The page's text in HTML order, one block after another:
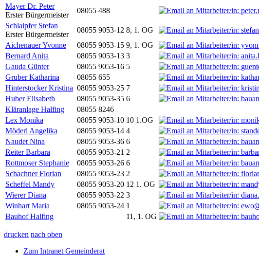
Mayer Dr. Peter
Erster Bürgermeister
08055 488
Schlaipfer Stefan
Erster Bürgermeister
08055 9053-12 8, 1. OG
Aichenauer Yvonne
08055 9053-15 9, 1. OG
Bernard Anita
08055 9053-13 3
Gauda Günter
08055 9053-16 5
Gruber Katharina
08055 655
Hinterstocker Kristina 08055 9053-25 7
Huber Elisabeth
08055 9053-35 6
Kläranlage Halfing
08055 8246
Lex Monika
08055 9053-10 10 1.OG
Möderl Angelika
08055 9053-14 4
Naudet Nina
08055 9053-36 6
Reiter Barbara
08055 9053-21 2
Rottmoser Stephanie
08055 9053-26 6
Schachner Florian
08055 9053-23 2
Scheffel Mandy
08055 9053-20 12 1. OG
Wierer Diana
08055 9053-22 3
Winhart Maria
08055 9053-24 1
Bauhof Halfing
11, 1. OG
drucken nach oben
Zum Intranet Gemeinderat